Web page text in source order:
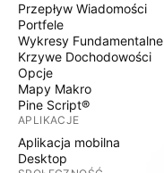
Przepływ Wiadomości
Portfele
Wykresy Fundamentalne
Krzywe Dochodowości
Opcje
Mapy Makro
Pine Script®
APLIKACJE
Aplikacja mobilna
Desktop